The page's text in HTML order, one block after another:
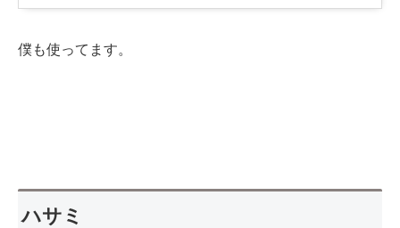
僕も使ってます。
ハサミ